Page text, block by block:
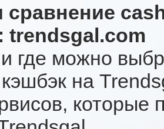
сравнение
trendsgal.com
и где можно
на
которые